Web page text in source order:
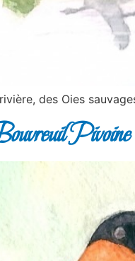
rivière, des Oies